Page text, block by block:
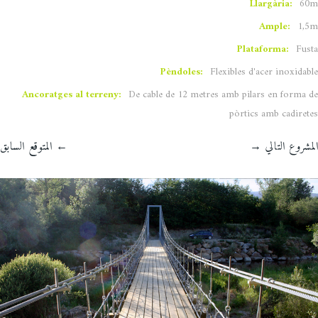
Llargària: 60m
Ample: 1,5m
Plataforma: Fusta
Pèndoles: Flexibles d'acer inoxidable
Ancoratges al terreny: De cable de 12 metres amb pilars en forma de
pòrtics amb cadiretes
← المتوقع السابق المشروع التالي →